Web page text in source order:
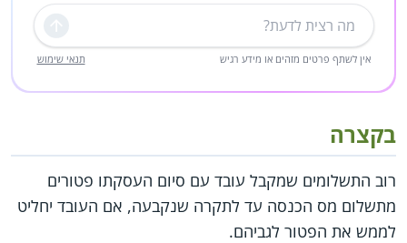
שליחה
אין לשתף פרטים מזהים או מידע רגיש תנאי שימוש
בקצרה
רוב התשלומים שמקבל עובד עם סיום העסקתו פטורים
מתשלום מס הכנסה עד לתקרה שנקבעה, אם העובד יחליט
לממש את הפטור לגביהם.